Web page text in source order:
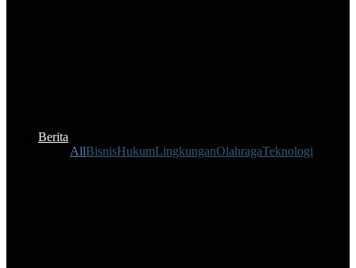
Berita
AllBisnisHukumLingkunganOlahragaTeknologi